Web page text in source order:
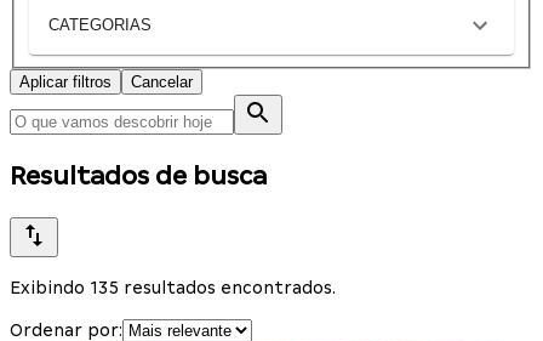
CATEGORIAS
Aplicar filtros Cancelar
Resultados de busca
Exibindo 135 resultados encontrados.
Ordenar por: